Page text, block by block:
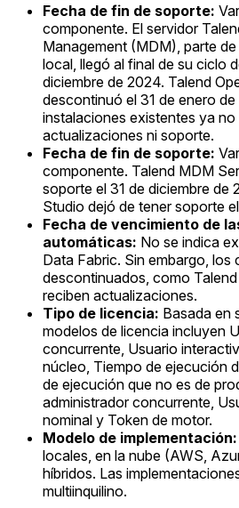
Fecha de fin de soporte:
componente. El servidor
Management (MDM), parte
local, llegó al final de su ciclo
diciembre de 2024. Talend
descontinuó el 31 de enero
instalaciones existentes ya no
actualizaciones ni soporte.
Fecha de fin de soporte:
componente. Talend MDM
soporte el 31 de diciembre de
Studio dejó de tener soporte
Fecha de vencimiento de
automáticas: No se indica
Data Fabric. Sin embargo, los
descontinuados, como
reciben actualizaciones.
Tipo de licencia: Basada en
modelos de licencia incluyen
concurrente, Usuario
núcleo, Tiempo de ejecución
de ejecución que no es de
administrador concurrente,
nominal y Token de motor.
Modelo de implementación:
locales, en la nube (AWS,
híbridos. Las
multiinquilino.